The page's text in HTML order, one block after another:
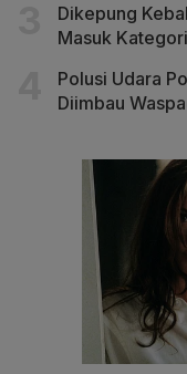
Dikepung
Masuk
Polusi Udara
Diimbau